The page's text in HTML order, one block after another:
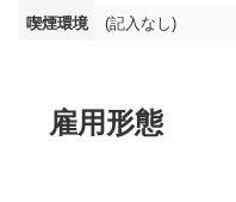
喫煙環境
(記入なし)
雇用形態